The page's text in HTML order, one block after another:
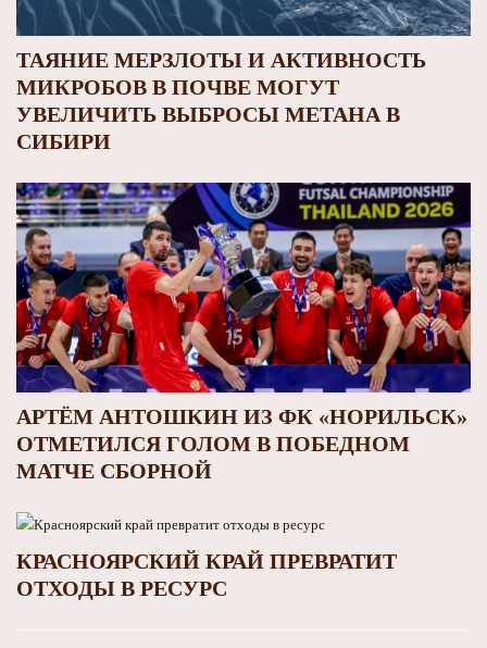
ТАЯНИЕ МЕРЗЛОТЫ И АКТИВНОСТЬ
МИКРОБОВ В ПОЧВЕ МОГУТ
УВЕЛИЧИТЬ ВЫБРОСЫ МЕТАНА В
СИБИРИ
АРТЁМ АНТОШКИН ИЗ ФК «НОРИЛЬСК»
ОТМЕТИЛСЯ ГОЛОМ В ПОБЕДНОМ
МАТЧЕ СБОРНОЙ
КРАСНОЯРСКИЙ КРАЙ ПРЕВРАТИТ
ОТХОДЫ В РЕСУРС